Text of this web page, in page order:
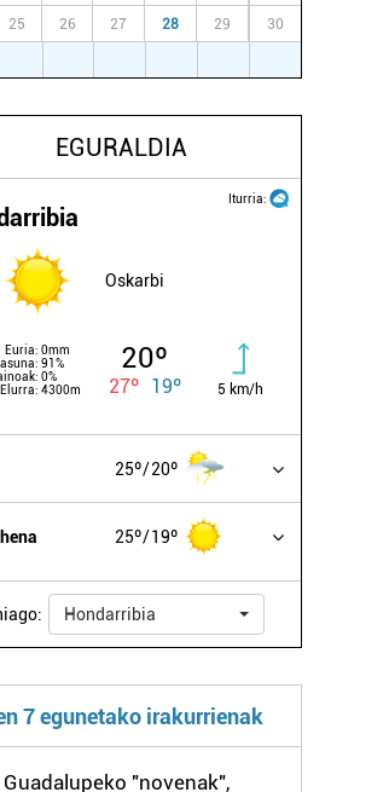
25 26 27 28 29 30
EGURALDIA
Iturria:
Oskarbi
Euria: 0mm
91%
0%
Elurra: 4300m
20º
27º 19º 5 km/h
25º 20º
25º 19º
Hondarribia
7 egunetako irakurrienak
Guadalupeko "novenak",